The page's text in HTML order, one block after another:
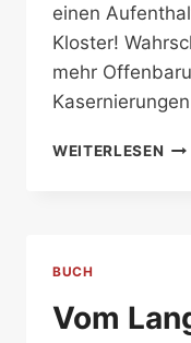
einen
Kloster!
mehr
WEITERLESEN
BUCH
Vom